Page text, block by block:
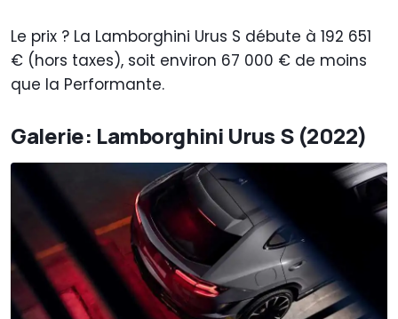
Le prix ? La Lamborghini Urus S débute à 192 651
€ (hors taxes), soit environ 67 000 € de moins
que la Performante.
Galerie: Lamborghini Urus S (2022)